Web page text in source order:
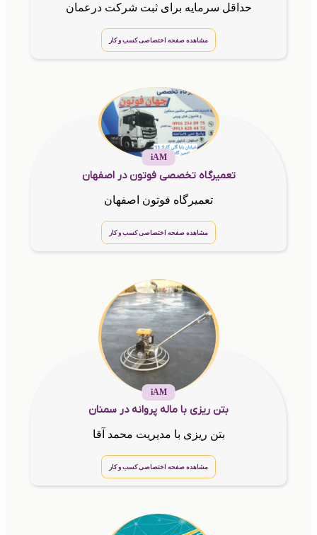
حداقل سرمایه برای ثبت شرکت درعمان
مشاهده صفحه اختصاصی کسب و کار
iAM
تعمیرگاه تخصصی فوتون در اصفهان
تعمیرگاه فوتون اصفهان
مشاهده صفحه اختصاصی کسب و کار
iAM
بتن ریزی با ماله پروانه در سمنان
بتن ریزی با مدیریت محمد آقا
مشاهده صفحه اختصاصی کسب و کار